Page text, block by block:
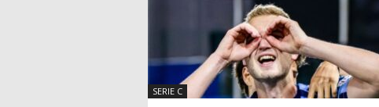
SERIE C